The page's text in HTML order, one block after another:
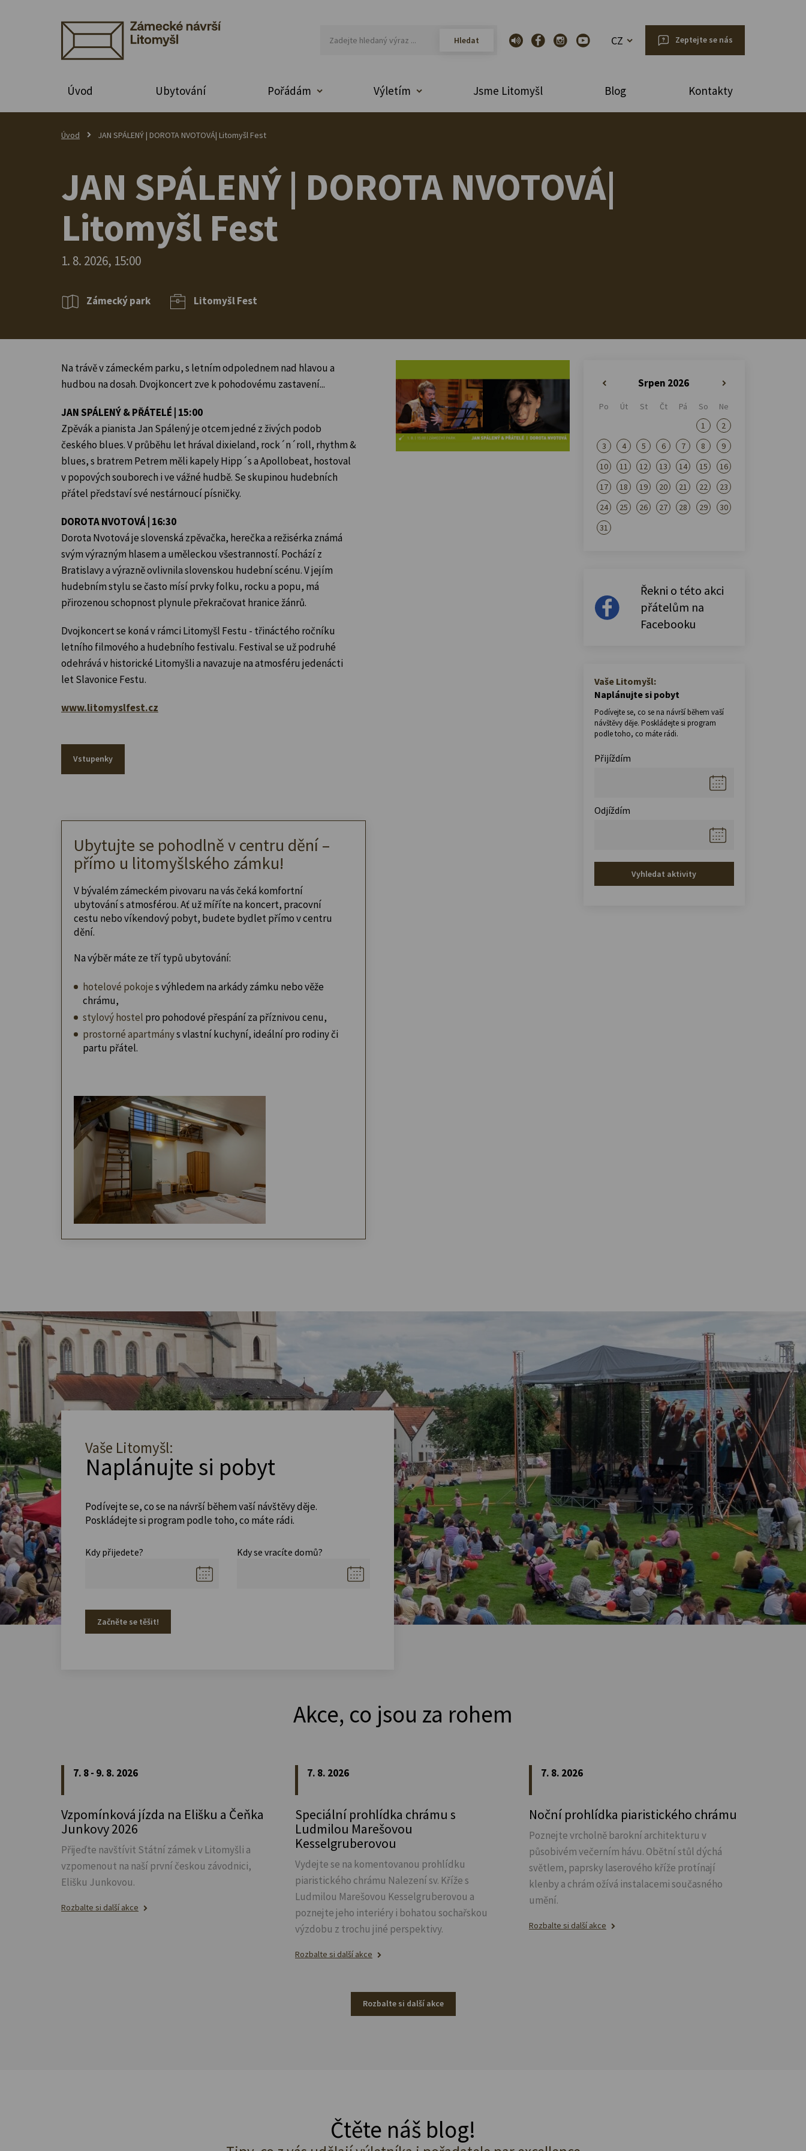
CZ Zeptejte se nás
Úvod Ubytování Pořádám Výletím Jsme Litomyšl Blog Kontakty
Úvod JAN SPÁLENÝ | DOROTA NVOTOVÁ| Litomyšl Fest
JAN SPÁLENÝ | DOROTA NVOTOVÁ|
Litomyšl Fest
1. 8. 2026, 15:00
Zámecký park Litomyšl Fest
Na trávě v zámeckém parku, s letním odpolednem nad hlavou a
hudbou na dosah. Dvojkoncert zve k pohodovému zastavení...
JAN SPÁLENÝ & PŘÁTELÉ | 15:00
Zpěvák a pianista Jan Spálený je otcem jedné z živých podob
českého blues. V průběhu let hrával dixieland, rock´n´roll, rhythm &
blues, s bratrem Petrem měli kapely Hipp´s a Apollobeat, hostoval
v popových souborech i ve vážné hudbě. Se skupinou hudebních
přátel představí své nestárnoucí písničky.
DOROTA NVOTOVÁ | 16:30
Dorota Nvotová je slovenská zpěvačka, herečka a režisérka známá
svým výrazným hlasem a uměleckou všestranností. Pochází z
Bratislavy a výrazně ovlivnila slovenskou hudební scénu. V jejím
hudebním stylu se často mísí prvky folku, rocku a popu, má
přirozenou schopnost plynule překračovat hranice žánrů.
Dvojkoncert se koná v rámci Litomyšl Festu - třináctého ročníku
letního filmového a hudebního festivalu. Festival se už podruhé
odehrává v historické Litomyšli a navazuje na atmosféru jedenácti
let Slavonice Festu.
www.litomyslfest.cz
Vstupenky
Ubytujte se pohodlně v centru dění –
přímo u litomyšlského zámku!
V bývalém zámeckém pivovaru na vás čeká komfortní
ubytování s atmosférou. Ať už míříte na koncert, pracovní
cestu nebo víkendový pobyt, budete bydlet přímo v centru
dění.
Na výběr máte ze tří typů ubytování:
hotelové pokojes výhledem na arkády zámku nebo věže
chrámu,
stylový hostel pro pohodové přespání za příznivou cenu,
prostorné apartmánys vlastní kuchyní, ideální pro rodiny či
partu přátel.
Srpen 2026
Po Út St Čt Pá So
Ne
1
2
3
4 5 6 7 8
9
10
11 12 13 14 15
16
17
18 19 20 21 22
23
24
25 26 27 28 29
30
31
Řekni o této akci
přátelům na
Facebooku
Vaše Litomyšl:
Naplánujte si pobyt
Podívejte se, co se na návrší během vaší
návštěvy děje. Poskládejte si program
podle toho, co máte rádi.
Přijíždím
Odjíždím
Vyhledat aktivity
Vaše Litomyšl:
Naplánujte si pobyt
Podívejte se, co se na návrší během vaší návštěvy děje.
Poskládejte si program podle toho, co máte rádi.
Kdy přijedete? Kdy se vracíte domů?
Začněte se těšit!
Akce, co jsou za rohem
7. 8 - 9. 8. 2026
Vzpomínková jízda na Elišku a Čeňka
Junkovy 2026
Přijeďte navštívit Státní zámek v Litomyšli a
vzpomenout na naší první českou závodnici,
Elišku Junkovou.
Rozbalte si další akce
7. 8. 2026
Speciální prohlídka chrámu s
Ludmilou Marešovou
Kesselgruberovou
Vydejte se na komentovanou prohlídku
piaristického chrámu Nalezení sv. Kříže s
Ludmilou Marešovou Kesselgruberovou a
poznejte jeho interiéry i bohatou sochařskou
výzdobu z trochu jiné perspektivy.
Rozbalte si další akce
7. 8. 2026
Noční prohlídka piaristického chrámu
Poznejte vrcholně barokní architekturu v
působivém večerním hávu. Obětní stůl dýchá
světlem, paprsky laserového kříže protínají
klenby a chrám ožívá instalacemi současného
umění.
Rozbalte si další akce
Rozbalte si další akce
Čtěte náš blog!